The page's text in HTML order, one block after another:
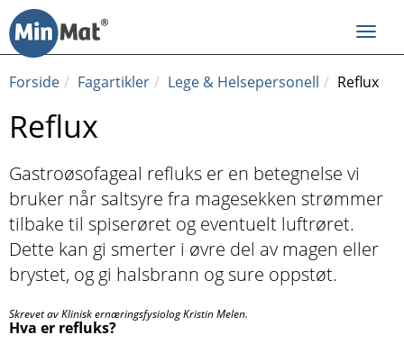
innhold
Forside
Fagartikler Lege & Helsepersonell Reflux
Reflux
Gastroøsofageal refluks er en betegnelse vi
bruker når saltsyre fra magesekken strømmer
tilbake til spiserøret og eventuelt luftrøret.
Dette kan gi smerter i øvre del av magen eller
brystet, og gi halsbrann og sure oppstøt.
Skrevet av Klinisk ernæringsfysiolog Kristin Melen.
Hva er refluks?